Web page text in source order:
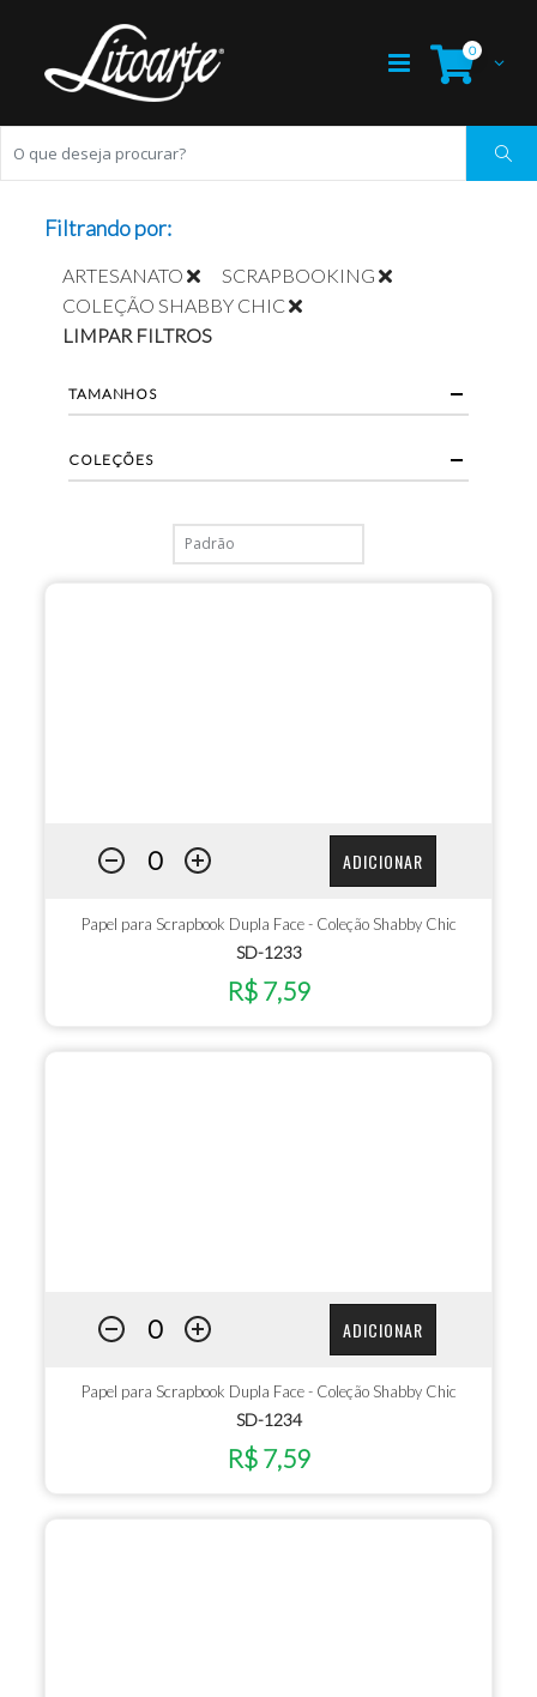
0
ADICIONAR
Papel para Scrapbook Dupla Face - Coleção Shabby Chic
SD-1233
R$ 7,59
ADICIONAR
Papel para Scrapbook Dupla Face - Coleção Shabby Chic
SD-1234
R$ 7,59
Filtrando por:
ARTESANATO
SCRAPBOOKING
COLEÇÃO SHABBY CHIC
LIMPAR FILTROS
TAMANHOS
COLEÇÕES